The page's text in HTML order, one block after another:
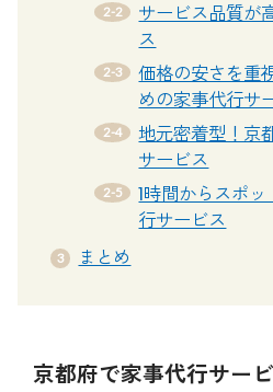
サービス品質が
ス
価格の安さを重
めの家事代行サ
地元密着型！京
サービス
1時間からスポ
行サービス
まとめ
京都府で家事代行サー